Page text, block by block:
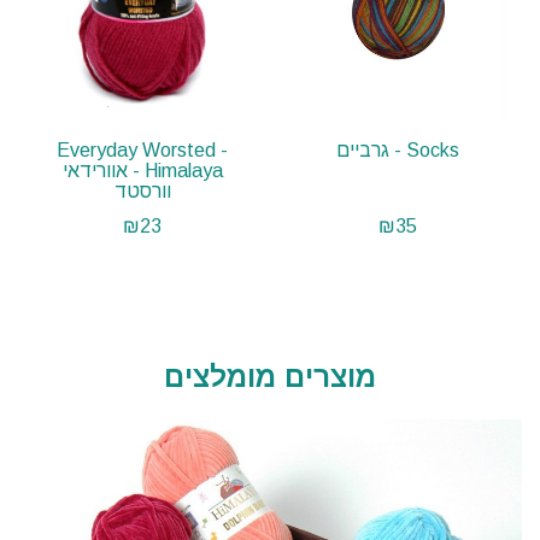
Socks - גרביים
₪35
Everyday Worsted -
Himalaya - אוורידאי
וורסטד
₪23
מוצרים מומלצים